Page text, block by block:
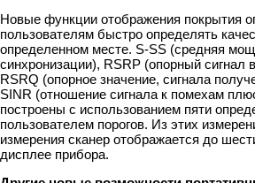
Новые функции отображения покрытия
пользователям быстро определять
определенном месте. S-SS (средняя
синхронизации), RSRP (опорный сигнал
RSRQ (опорное значение, сигнала
SINR (отношение сигнала к помехам
построены с использованием пяти
пользователем порогов. Из этих
измерения сканер отображается до
дисплее прибора.